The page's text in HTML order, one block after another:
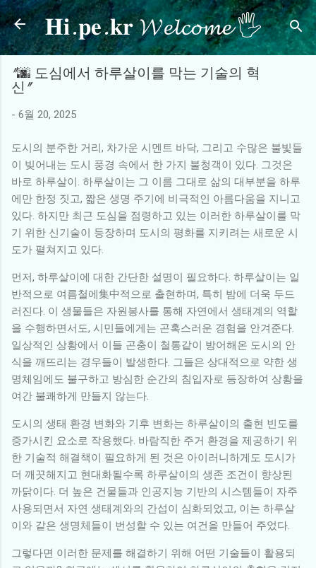
기본 콘텐츠로 건너뛰기
𝐇𝐢.𝐩𝐞.𝐤𝐫 𝓦𝓮𝓵𝓬𝓸𝓶𝓮 🖐
"🌆 도심에서 하루살이를 막는 기술의 혁
신"
- 6월 20, 2025
도시의 분주한 거리, 차가운 시멘트 바닥, 그리고 수많은 불빛들
이 빚어내는 도시 풍경 속에서 한 가지 불청객이 있다. 그것은
바로 하루살이. 하루살이는 그 이름 그대로 삶의 대부분을 하루
에만 한정 짓고, 짧은 생명 주기에 비극적인 아름다움을 지니고
있다. 하지만 최근 도심을 점령하고 있는 이러한 하루살이를 막
기 위한 신기술이 등장하며 도시의 평화를 지키려는 새로운 시
도가 펼쳐지고 있다.
먼저, 하루살이에 대한 간단한 설명이 필요하다. 하루살이는 일
반적으로 여름철에集中적으로 출현하며, 특히 밤에 더욱 두드
러진다. 이 생물들은 자원봉사를 통해 자연에서 생태계의 역할
을 수행하면서도, 시민들에게는 곤혹스러운 경험을 안겨준다.
일상적인 상황에서 이들 곤충이 철통같이 방어해온 도시의 안
식을 깨뜨리는 경우들이 발생한다. 그들은 상대적으로 약한 생
명체임에도 불구하고 방심한 순간의 침입자로 등장하여 상황을
여간 불쾌하게 만들지 않는다.
도시의 생태 환경 변화와 기후 변화는 하루살이의 출현 빈도를
증가시킨 요소로 작용했다. 바람직한 주거 환경을 제공하기 위
한 기술적 해결책이 필요하게 된 것은 아이러니하게도 도시가
더 깨끗해지고 현대화될수록 하루살이의 생존 조건이 향상된
까닭이다. 더 높은 건물들과 인공지능 기반의 시스템들이 자주
사용되면서 자연 생태계와의 간섭이 심화되었고, 이는 하루살
이와 같은 생명체들이 번성할 수 있는 여건을 만들어 주었다.
그렇다면 이러한 문제를 해결하기 위해 어떤 기술들이 활용되